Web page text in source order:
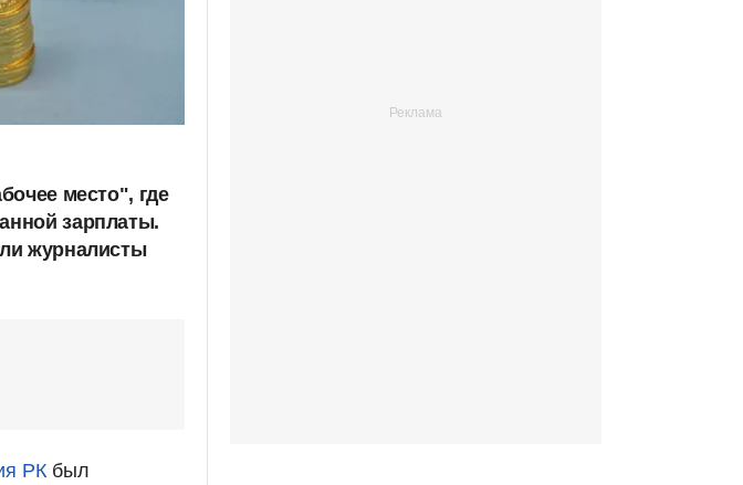
место", где
зарплаты.
журналисты
РК был